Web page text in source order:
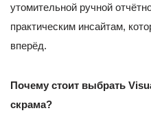
утомительной ручной
практическим инсайтам,
вперёд.
Почему стоит выбрать
скрама?